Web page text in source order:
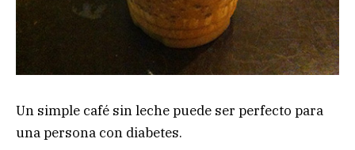
Un simple café sin leche puede ser perfecto para
una persona con diabetes.